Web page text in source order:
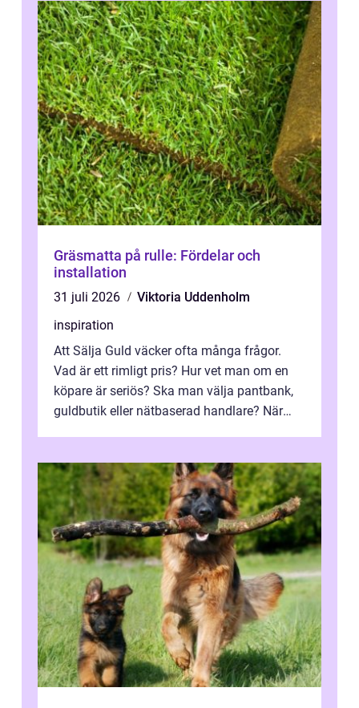
Gräsmatta på rulle: Fördelar och
installation
31 juli 2026
Viktoria Uddenholm
inspiration
Att Sälja Guld väcker ofta många frågor.
Vad är ett rimligt pris? Hur vet man om en
köpare är seriös? Ska man välja pantbank,
guldbutik eller nätbaserad handlare? När